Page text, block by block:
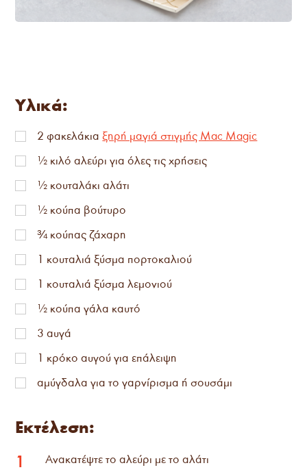
Υλικά:
2 φακελάκια ξηρή μαγιά στιγμής Mac Magic
½ κιλό αλεύρι για όλες τις χρήσεις
½ κουταλάκι αλάτι
½ κούπα βούτυρο
¾ κούπας ζάχαρη
1 κουταλιά ξύσμα πορτοκαλιού
1 κουταλιά ξύσμα λεμονιού
½ κούπα γάλα καυτό
3 αυγά
1 κρόκο αυγού για επάλειψη
αμύγδαλα για το γαρνίρισμα ή σουσάμι
Εκτέλεση:
1 Ανακατέψτε το αλεύρι με το αλάτι